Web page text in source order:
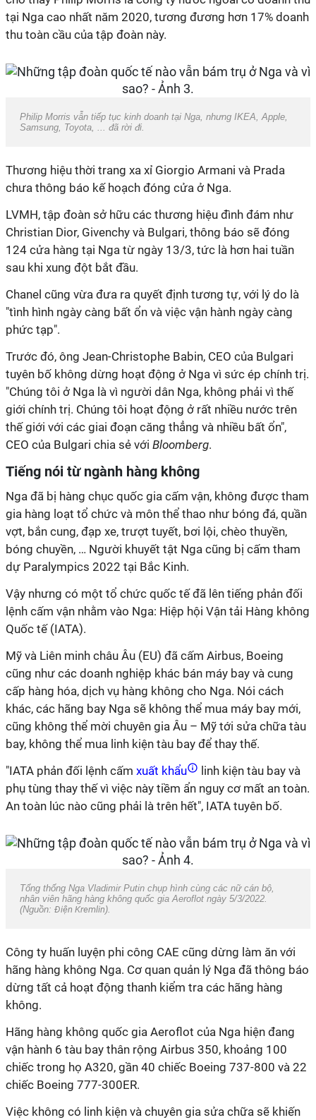
tại Nga cao nhất năm 2020, tương đương hơn 17% doanh
thu toàn cầu của tập đoàn này.
Philip Morris vẫn tiếp tục kinh doanh tại Nga, nhưng IKEA, Apple,
Samsung, Toyota, ... đã rời đi.
Thương hiệu thời trang xa xỉ Giorgio Armani và Prada
chưa thông báo kế hoạch đóng cửa ở Nga.
LVMH, tập đoàn sở hữu các thương hiệu đình đám như
Christian Dior, Givenchy và Bulgari, thông báo sẽ đóng
124 cửa hàng tại Nga từ ngày 13/3, tức là hơn hai tuần
sau khi xung đột bắt đầu.
Chanel cũng vừa đưa ra quyết định tương tự, với lý do là
"tình hình ngày càng bất ổn và việc vận hành ngày càng
phức tạp".
Trước đó, ông Jean-Christophe Babin, CEO của Bulgari
tuyên bố không dừng hoạt động ở Nga vì sức ép chính trị.
"Chúng tôi ở Nga là vì người dân Nga, không phải vì thế
giới chính trị. Chúng tôi hoạt động ở rất nhiều nước trên
thế giới với các giai đoạn căng thẳng và nhiều bất ổn",
CEO của Bulgari chia sẻ với Bloomberg.
Tiếng nói từ ngành hàng không
Nga đã bị hàng chục quốc gia cấm vận, không được tham
gia hàng loạt tổ chức và môn thể thao như bóng đá, quần
vợt, bắn cung, đạp xe, trượt tuyết, bơi lội, chèo thuyền,
bóng chuyền, … Người khuyết tật Nga cũng bị cấm tham
dự Paralympics 2022 tại Bắc Kinh.
Vậy nhưng có một tổ chức quốc tế đã lên tiếng phản đối
lệnh cấm vận nhằm vào Nga: Hiệp hội Vận tải Hàng không
Quốc tế (IATA).
Mỹ và Liên minh châu Âu (EU) đã cấm Airbus, Boeing
cũng như các doanh nghiệp khác bán máy bay và cung
cấp hàng hóa, dịch vụ hàng không cho Nga. Nói cách
khác, các hãng bay Nga sẽ không thể mua máy bay mới,
cũng không thể mời chuyên gia Âu – Mỹ tới sửa chữa tàu
bay, không thể mua linh kiện tàu bay để thay thế.
"IATA phản đối lệnh cấm xuất khẩu
linh kiện tàu bay và
phụ tùng thay thế vì việc này tiềm ẩn nguy cơ mất an toàn.
An toàn lúc nào cũng phải là trên hết", IATA tuyên bố.
Tổng thống Nga Vladimir Putin chụp hình cùng các nữ cán bộ,
nhân viên hãng hàng không quốc gia Aeroflot ngày 5/3/2022.
(Nguồn: Điện Kremlin).
Công ty huấn luyện phi công CAE cũng dừng làm ăn với
hãng hàng không Nga. Cơ quan quản lý Nga đã thông báo
dừng tất cả hoạt động thanh kiểm tra các hãng hàng
không.
Hãng hàng không quốc gia Aeroflot của Nga hiện đang
vận hành 6 tàu bay thân rộng Airbus 350, khoảng 100
chiếc trong họ A320, gần 40 chiếc Boeing 737-800 và 22
chiếc Boeing 777-300ER.
Việc không có linh kiện và chuyên gia sửa chữa sẽ khiến